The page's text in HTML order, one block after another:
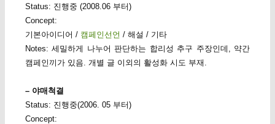
Status: 진행중 (2008.06 부터)
Concept:
기본아이디어 / 캠페인선언 / 해설 / 기타
Notes: 세밀하게 나누어 판단하는 합리성 추구 주장인데, 약간
캠페인끼가 있음. 개별 글 이외의 활성화 시도 부재.
– 야매척결
Status: 진행중(2006. 05 부터)
Concept: